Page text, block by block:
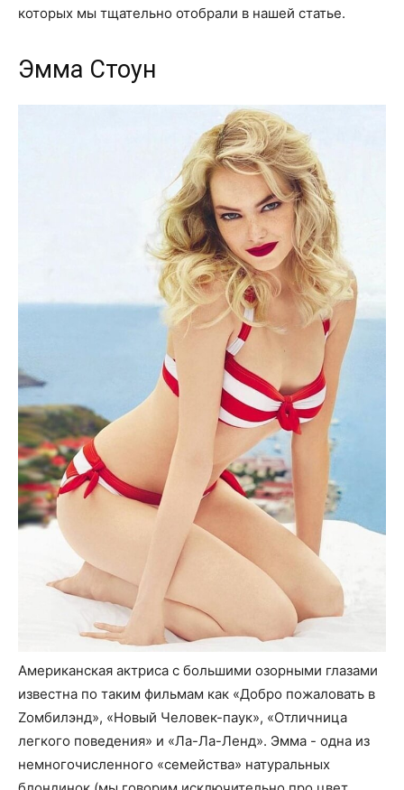
которых мы тщательно отобрали в нашей статье.
Эмма Стоун
Американская актриса с большими озорными глазами
известна по таким фильмам как «Добро пожаловать в
Zомбилэнд», «Новый Человек-паук», «Отличница
легкого поведения» и «Ла-Ла-Ленд». Эмма - одна из
немногочисленного «семейства» натуральных